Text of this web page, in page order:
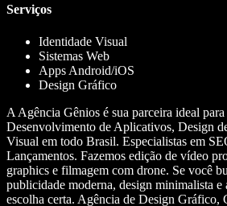
Serviços
Identidade Visual
Sistemas Web
Apps Android/iOS
Design Gráfico
A Agência Gênios é sua parceira ideal
Desenvolvimento de Aplicativos, Design
Visual em todo Brasil. Especialistas em
Lançamentos. Fazemos edição de vídeo
graphics e filmagem com drone. Se você
publicidade moderna, design minimalista e
escolha certa. Agência de Design Gráfico,